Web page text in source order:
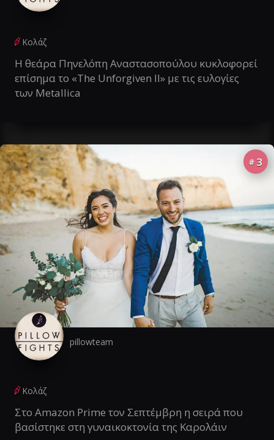
Κολάζ
Η θεάρα Πηνελόπη Αναστασοπούλου κυκλοφορεί
επίσημα το «The Unforgiven II» με τις ευλογίες
των Metallica
# 3
pillowteam
Κολάζ
Στο Amazon Prime τον Σεπτέμβρη η σειρά που
βασίστηκε στη γυναικοκτονία της Καρολάιν